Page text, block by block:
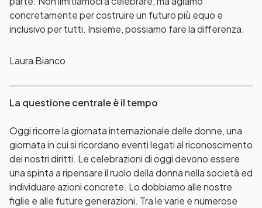
concretamente per costruire un futuro più equo e
inclusivo per tutti. Insieme, possiamo fare la differenza.
Laura Bianco
La questione centrale è il tempo
Oggi ricorre la giornata internazionale delle donne, una
giornata in cui si ricordano eventi legati al riconoscimento
dei nostri diritti. Le celebrazioni di oggi devono essere
una spinta a ripensare il ruolo della donna nella società ed
individuare azioni concrete. Lo dobbiamo alle nostre
figlie e alle future generazioni. Tra le varie e numerose